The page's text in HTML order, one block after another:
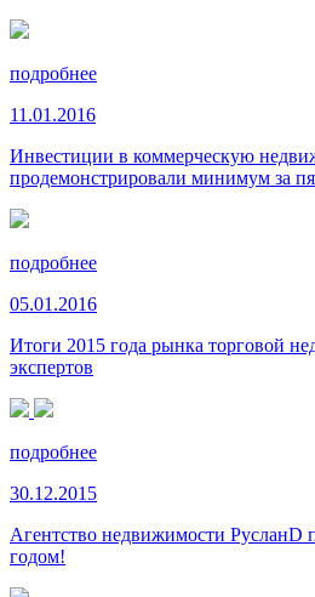
подробнее
11.01.2016
Инвестиции в коммерческую
продемонстрировали минимум за
подробнее
05.01.2016
Итоги 2015 года рынка торговой
экспертов
подробнее
30.12.2015
Агентство недвижимости РусланD
годом!